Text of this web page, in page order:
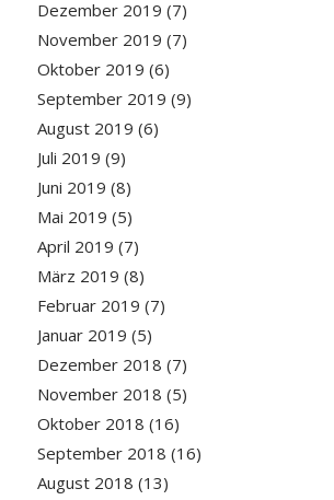
Dezember 2019 (7)
November 2019 (7)
Oktober 2019 (6)
September 2019 (9)
August 2019 (6)
Juli 2019 (9)
Juni 2019 (8)
Mai 2019 (5)
April 2019 (7)
März 2019 (8)
Februar 2019 (7)
Januar 2019 (5)
Dezember 2018 (7)
November 2018 (5)
Oktober 2018 (16)
September 2018 (16)
August 2018 (13)